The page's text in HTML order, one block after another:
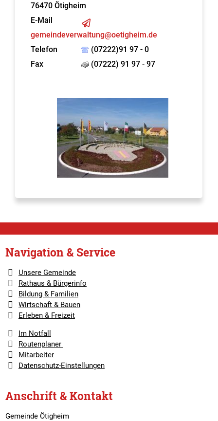
76470 Ötigheim
E-Mail
gemeindeverwaltung@oetigheim.de
Telefon
(07222)91 97 - 0
Fax
(07222) 91 97 - 97
Navigation & Service
Unsere Gemeinde
Rathaus & Bürgerinfo
Bildung & Familien
Wirtschaft & Bauen
Erleben & Freizeit
Im Notfall
Routenplaner
Mitarbeiter
Datenschutz-Einstellungen
Anschrift & Kontakt
Gemeinde Ötigheim